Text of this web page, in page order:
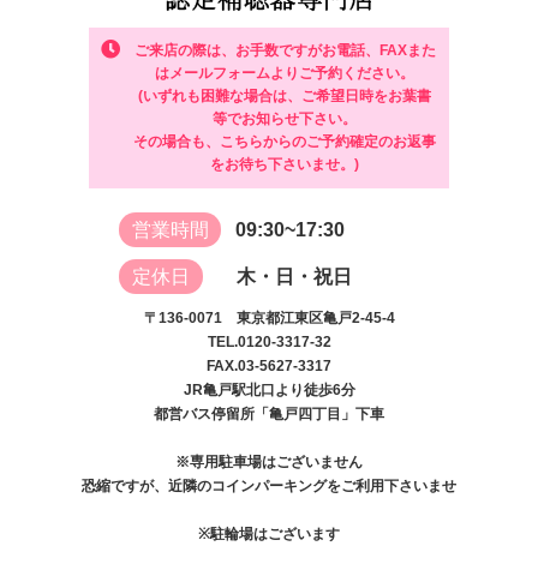
ご来店の際は、お手数ですがお電話、FAXまた
はメールフォームよりご予約ください。
(いずれも困難な場合は、ご希望日時をお葉書
等でお知らせ下さい。
その場合も、こちらからのご予約確定のお返事
をお待ち下さいませ。)
営業時間 09:30~17:30
定休日 木・日・祝日
〒136-0071 東京都江東区亀戸2-45-4
TEL.0120-3317-32
FAX.03-5627-3317
JR亀戸駅北口より徒歩6分
都営バス停留所「亀戸四丁目」下車
※専用駐車場はございません
恐縮ですが、近隣のコインパーキングをご利用下さいませ
※駐輪場はございます